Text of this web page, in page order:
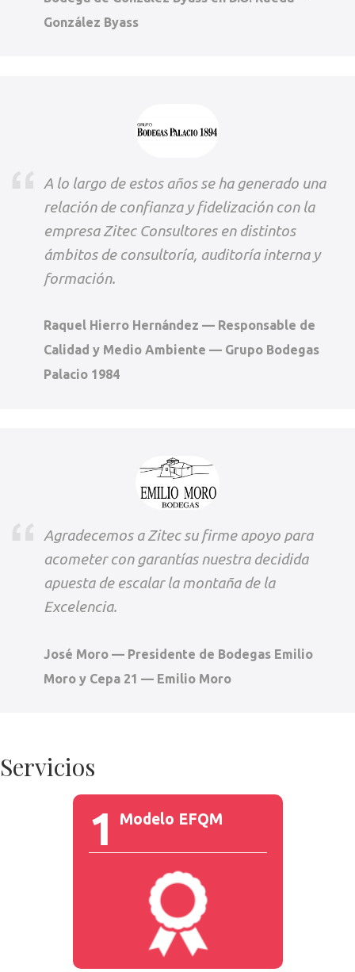
González Byass
A lo largo de estos años se ha generado una
relación de confianza y fidelización con la
empresa Zitec Consultores en distintos
ámbitos de consultoría, auditoría interna y
formación.
Raquel Hierro Hernández — Responsable de
Calidad y Medio Ambiente — Grupo Bodegas
Palacio 1984
Agradecemos a Zitec su firme apoyo para
acometer con garantías nuestra decidida
apuesta de escalar la montaña de la
Excelencia.
José Moro — Presidente de Bodegas Emilio
Moro y Cepa 21 — Emilio Moro
Servicios
1 Modelo EFQM